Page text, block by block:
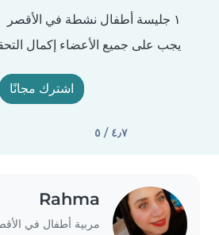
١ جليسة أطفال نشطة في الأقصر
يجب على جميع الأعضاء إكمال
اشترك مجانًا
٤٫٧ / ٥
Rahma
مربية أطفال في